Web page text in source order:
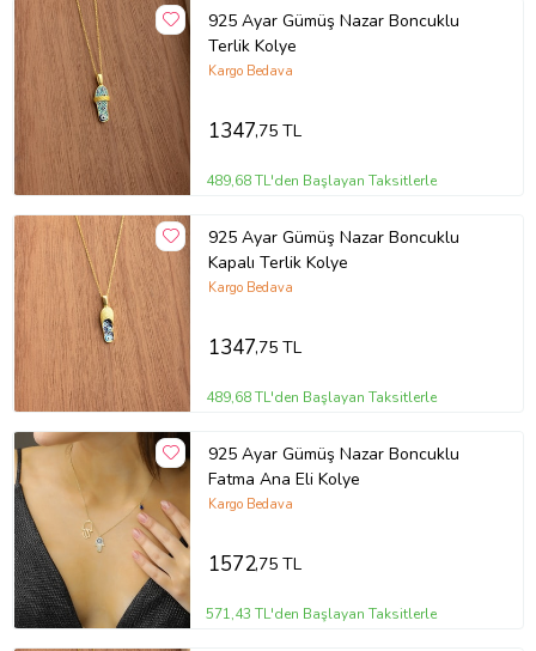
925 Ayar Gümüş Nazar Boncuklu
Terlik Kolye
Kargo Bedava
1347,75 TL
489,68 TL'den Başlayan Taksitlerle
925 Ayar Gümüş Nazar Boncuklu
Kapalı Terlik Kolye
Kargo Bedava
1347,75 TL
489,68 TL'den Başlayan Taksitlerle
925 Ayar Gümüş Nazar Boncuklu
Fatma Ana Eli Kolye
Kargo Bedava
1572,75 TL
571,43 TL'den Başlayan Taksitlerle